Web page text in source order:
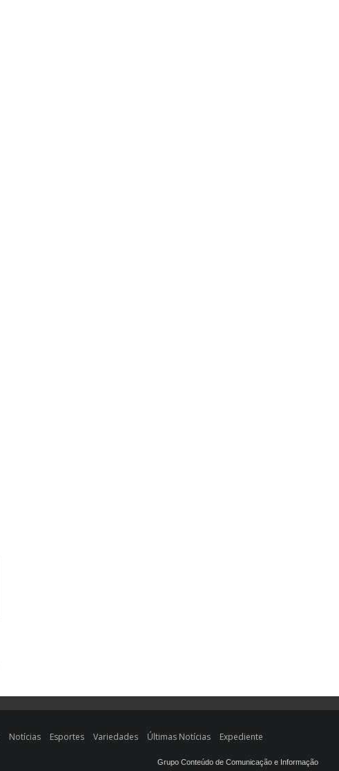
Notícias Esportes Variedades Últimas Notícias Expediente
Grupo Conteúdo de Comunicação e Informação